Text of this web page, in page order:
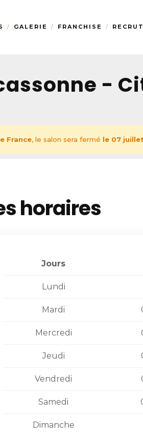
GALERIE FRANCHISE
-
France, le salon sera fermé le 07
horaires
Jours
Lundi
Mardi
Mercredi
Jeudi
Vendredi
Samedi
Dimanche